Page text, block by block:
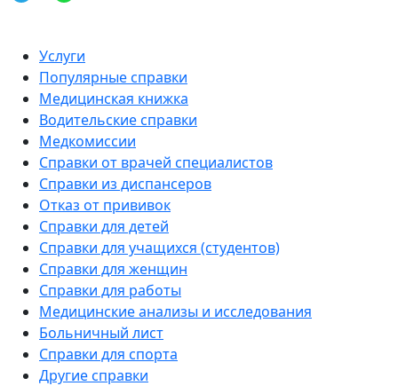
Услуги
Популярные справки
Медицинская книжка
Водительские справки
Медкомиссии
Справки от врачей специалистов
Справки из диспансеров
Отказ от прививок
Справки для детей
Справки для учащихся (студентов)
Справки для женщин
Справки для работы
Медицинские анализы и исследования
Больничный лист
Справки для спорта
Другие справки